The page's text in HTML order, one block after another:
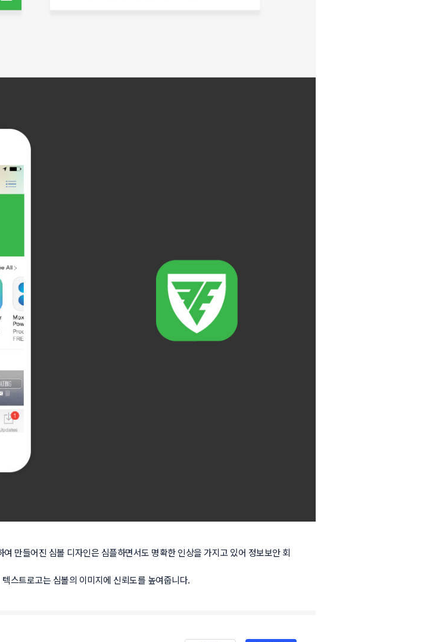
만들어진 심볼 디자인은 심플하면서도 명확한 인상을 가지고 있어 정보보안 회
스트로고는 심볼의 이미지에 신뢰도를 높여줍니다.